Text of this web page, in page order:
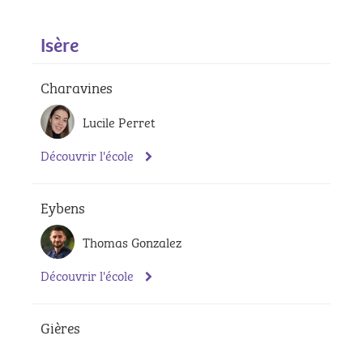
Isère
Charavines
Lucile Perret
Découvrir l'école
Eybens
Thomas Gonzalez
Découvrir l'école
Gières